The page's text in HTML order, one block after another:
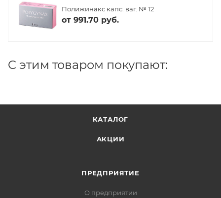
Полижинакс капс. ваг. № 12
от 991.70 руб.
C этим товаром покупают:
КАТАЛОГ
АКЦИИ
ПРЕДПРИЯТИЕ
О предприятии